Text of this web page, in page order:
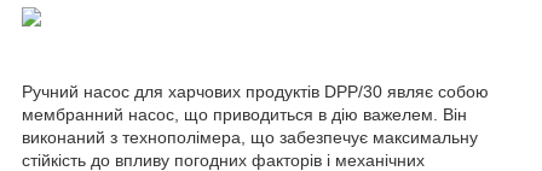
Ручний насос для харчових продуктів DPP/30 являє собою
мембранний насос, що приводиться в дію важелем. Він
виконаний з технополімера, що забезпечує максимальну
стійкість до впливу погодних факторів і механічних